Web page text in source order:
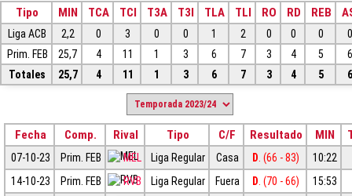
Tipo MIN TCA TCI T3A T3I TLA TLI RO RD REB
Liga ACB 2,2 0 3 0 0 1 2 0 0 0
Prim. FEB
25,7 4 11 1 3 6 7 3 4 5
Totales
25,7 4 11 1 3 6 7 3 4 5
Fecha Comp. Rival Tipo C/F Resultado MIN
07-10-23 Prim. FEB MEL Liga Regular Casa D . (66 - 83)
10:22
14-10-23
Prim. FEB RVB Liga Regular Fuera D . (70 - 66)
15:53